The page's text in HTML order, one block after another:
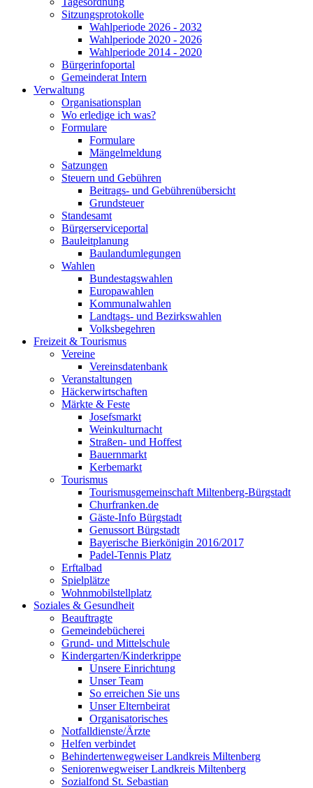
Sitzungsprotokolle
Wahlperiode 2026 - 2032
Wahlperiode 2020 - 2026
Wahlperiode 2014 - 2020
Bürgerinfoportal
Gemeinderat Intern
Verwaltung
Organisationsplan
Wo erledige ich was?
Formulare
Formulare
Mängelmeldung
Satzungen
Steuern und Gebühren
Beitrags- und Gebührenübersicht
Grundsteuer
Standesamt
Bürgerserviceportal
Bauleitplanung
Baulandumlegungen
Wahlen
Bundestagswahlen
Europawahlen
Kommunalwahlen
Landtags- und Bezirkswahlen
Volksbegehren
Freizeit & Tourismus
Vereine
Vereinsdatenbank
Veranstaltungen
Häckerwirtschaften
Märkte & Feste
Josefsmarkt
Weinkulturnacht
Straßen- und Hoffest
Bauernmarkt
Kerbemarkt
Tourismus
Tourismusgemeinschaft Miltenberg-Bürgstadt
Churfranken.de
Gäste-Info Bürgstadt
Genussort Bürgstadt
Bayerische Bierkönigin 2016/2017
Padel-Tennis Platz
Erftalbad
Spielplätze
Wohnmobilstellplatz
Soziales & Gesundheit
Beauftragte
Gemeindebücherei
Grund- und Mittelschule
Kindergarten/Kinderkrippe
Unsere Einrichtung
Unser Team
So erreichen Sie uns
Unser Elternbeirat
Organisatorisches
Notfalldienste/Ärzte
Helfen verbindet
Behindertenwegweiser Landkreis Miltenberg
Seniorenwegweiser Landkreis Miltenberg
Sozialfond St. Sebastian